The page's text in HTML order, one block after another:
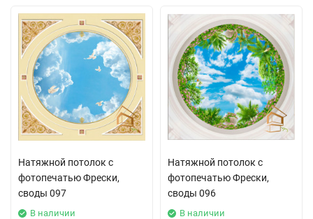
Натяжной потолок с
фотопечатью Фрески,
своды 097
В наличии
Натяжной потолок с
фотопечатью Фрески,
своды 096
В наличии